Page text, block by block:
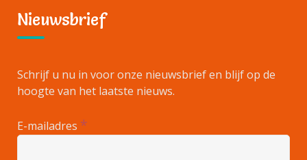
Nieuwsbrief
Schrijf u nu in voor onze nieuwsbrief en blijf op de
hoogte van het laatste nieuws.
E-mailadres *